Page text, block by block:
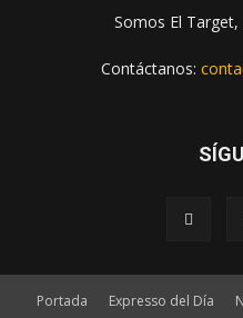
Somos El
Contáctanos:
Portada Expresso del Día